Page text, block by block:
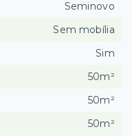
Seminovo
Sem mobília
Sim
50m²
50m²
50m²